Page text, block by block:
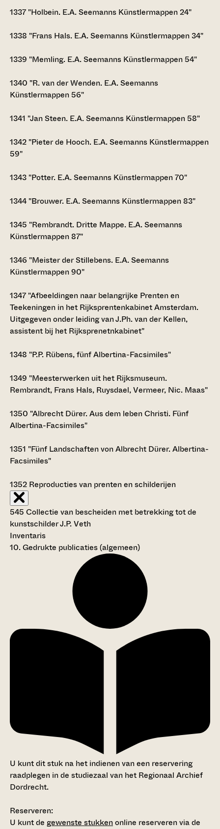
1337 "Holbein. E.A. Seemanns Künstlermappen 24"
1338 "Frans Hals. E.A. Seemanns Künstlermappen 34"
1339 "Memling. E.A. Seemanns Künstlermappen 54"
1340 "R. van der Wenden. E.A. Seemanns
Künstlermappen 56"
1341 "Jan Steen. E.A. Seemanns Künstlermappen 58"
1342 "Pieter de Hooch. E.A. Seemanns Künstlermappen
59"
1343 "Potter. E.A. Seemanns Künstlermappen 70"
1344 "Brouwer. E.A. Seemanns Künstlermappen 83"
1345 "Rembrandt. Dritte Mappe. E.A. Seemanns
Künstlermappen 87"
1346 "Meister der Stillebens. E.A. Seemanns
Künstlermappen 90"
1347 "Afbeeldingen naar belangrijke Prenten en
Teekeningen in het Rijksprentenkabinet Amsterdam.
Uitgegeven onder leiding van J.Ph. van der Kellen,
assistent bij het Rijksprenetnkabinet"
1348 "P.P. Rübens, fünf Albertina-Facsimiles"
1349 "Meesterwerken uit het Rijksmuseum.
Rembrandt, Frans Hals, Ruysdael, Vermeer, Nic. Maas"
1350 "Albrecht Dürer. Aus dem leben Christi. Fünf
Albertina-Facsimiles"
1351 "Fünf Landschaften von Albrecht Dürer. Albertina-
Facsimiles"
1352 Reproducties van prenten en schilderijen
545 Collectie van bescheiden met betrekking tot de
kunstschilder J.P. Veth
Inventaris
10. Gedrukte publicaties (algemeen)
U kunt dit stuk na het indienen van een reservering
raadplegen in de studiezaal van het Regionaal Archief
Dordrecht.
Reserveren:
U kunt de gewenste stukkenonline reserveren via de